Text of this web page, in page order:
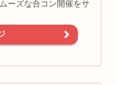
ーズな合コン開催をサ